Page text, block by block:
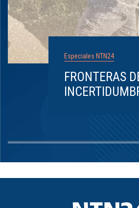
Especiales NTN24
FRONTERAS
1
8